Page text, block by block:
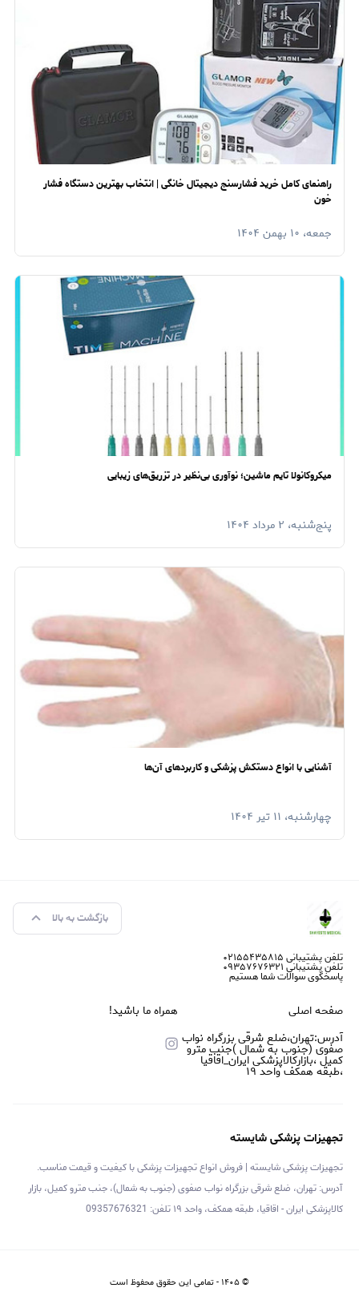
راهنمای کامل خرید فشارسنج دیجیتال خانگی | انتخاب بهترین دستگاه فشار
خون
جمعه، ۱۰ بهمن ۱۴۰۴
میکروکانولا تایم ماشین؛ نوآوری بی‌نظیر در تزریق‌های زیبایی
پنج‌شنبه، ۲ مرداد ۱۴۰۴
آشنایی با انواع دستکش‌ پزشکی و کاربردهای آن‌ها
چهارشنبه، ۱۱ تیر ۱۴۰۴
بازگشت به بالا
تلفن پشتیبانی ۰۲۱۵۵۴۳۵۸۱۵
تلفن پشتیبانی ۰۹۳۵۷۶۷۶۳۲۱
پاسخگوی سوالات شما هستیم
صفحه اصلی
آدرس:تهران،ضلع شرقی بزرگراه نواب
صفوی (جنوب به شمال )جنب مترو
کمیل ،بازارکالاپزشکی ایران_اقاقیا
،طبقه همکف واحد ۱۹
همراه ما باشید!
تجهیزات پزشکی شایسته
تجهیزات پزشکی شایسته | فروش انواع تجهیزات پزشکی با کیفیت و قیمت مناسب.
آدرس: تهران، ضلع شرقی بزرگراه نواب صفوی (جنوب به شمال)، جنب مترو کمیل، بازار
کالاپزشکی ایران - اقاقیا، طبقه همکف، واحد ۱۹ تلفن: 09357676321
©۱۴۰۵ -تمامی این حقوق محفوظ است